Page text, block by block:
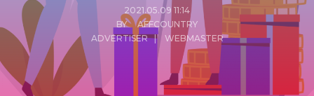
2021.05.09 11:14
BY AFFCOUNTRY
ADVERTISER| WEBMASTER